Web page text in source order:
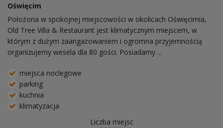
Oświęcim
Położona w spokojnej miejscowości w okolicach Oświęcimia,
Old Tree Villa & Restaurant jest klimatycznym miejscem, w
którym z dużym zaangażowaniem i ogromna przyjemnością
organizujemy wesela dla 80 gości. Posiadamy ...
miejsca noclegowe
parking
kuchnia
klimatyzacja
Liczba miejsc